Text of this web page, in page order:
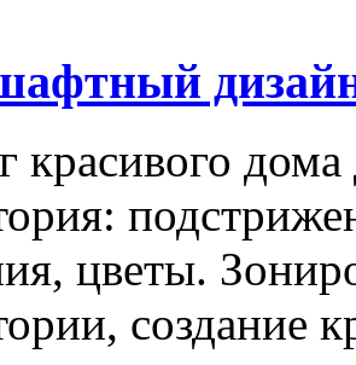
красивого
цветы.
создание